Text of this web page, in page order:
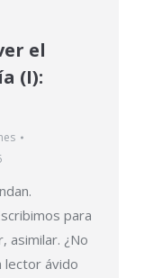
el
(I):
para
asimilar. ¿No
lector ávido